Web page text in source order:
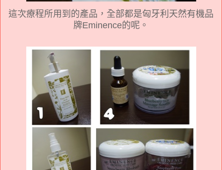
這次療程所用到的產品，全部都是匈牙利天然有機品
牌Eminence的呢。